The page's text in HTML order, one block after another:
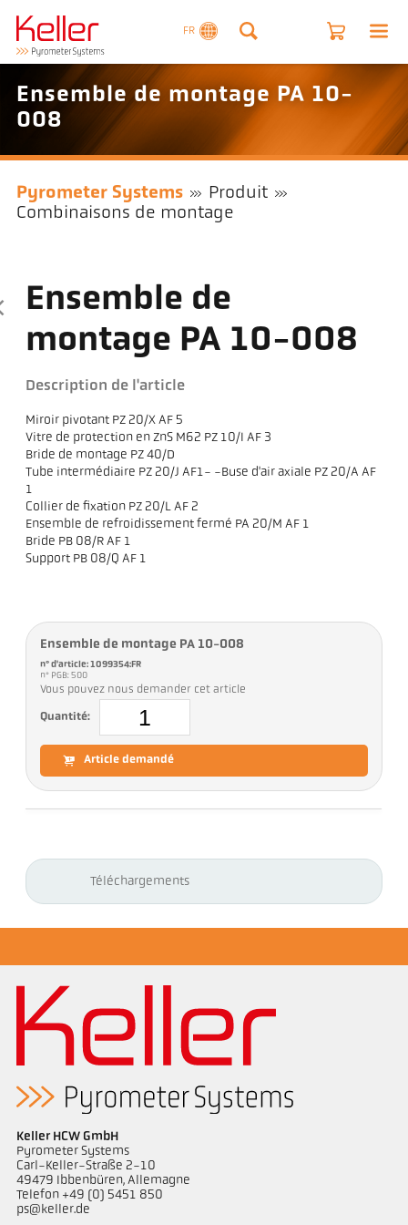
FR
Ensemble de montage PA 10-
008
Pyrometer Systems
Produit
Combinaisons de montage
Ensemble de
montage PA 10-008
Description de l'article
Miroir pivotant PZ 20/X AF 5
Vitre de protection en ZnS M62 PZ 10/I AF 3
Bride de montage PZ 40/D
Tube intermédiaire PZ 20/J AF1- -Buse d'air axiale PZ 20/A AF
1
Collier de fixation PZ 20/L AF 2
Ensemble de refroidissement fermé PA 20/M AF 1
Bride PB 08/R AF 1
Support PB 08/Q AF 1
Ensemble de montage PA 10-008
n° d'article: 1099354:FR
n° PGB: 500
Vous pouvez nous demander cet article
Quantité:
Article demandé
Téléchargements
Keller HCW GmbH
Pyrometer Systems
Carl-Keller-Straße 2-10
49479 Ibbenbüren, Allemagne
Telefon +49 (0) 5451 850
ps@keller.de